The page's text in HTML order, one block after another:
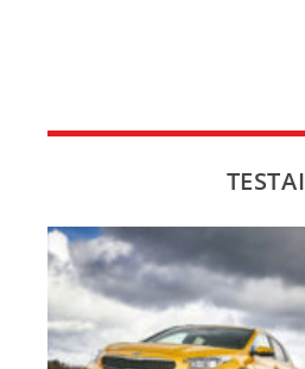
TESTAI